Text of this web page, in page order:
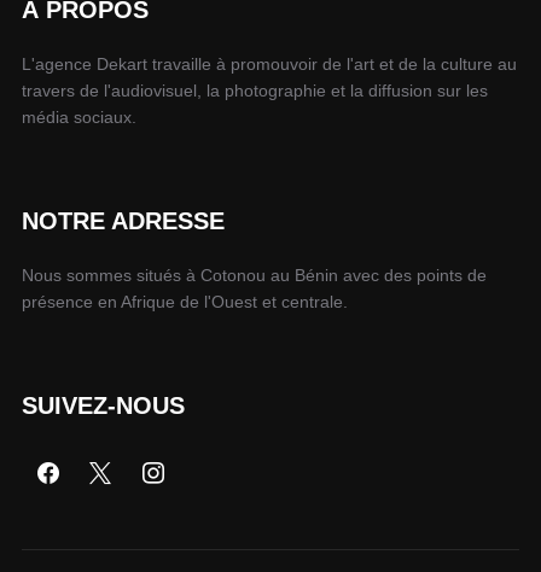
À PROPOS
L'agence Dekart travaille à promouvoir de l'art et de la culture au
travers de l'audiovisuel, la photographie et la diffusion sur les
média sociaux.
NOTRE ADRESSE
Nous sommes situés à Cotonou au Bénin avec des points de
présence en Afrique de l'Ouest et centrale.
SUIVEZ-NOUS